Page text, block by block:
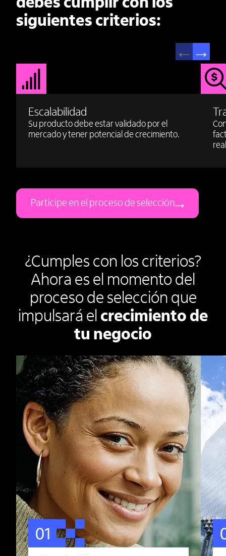
debes cumplir con los
siguientes criterios:
Escalabilidad
Su producto debe estar validado por el
mercado y tener potencial de crecimiento.
Participe en el proceso de selección
¿Cumples con los criterios?
Ahora es el momento del
proceso de selección que
impulsará el crecimiento de
tu negocio